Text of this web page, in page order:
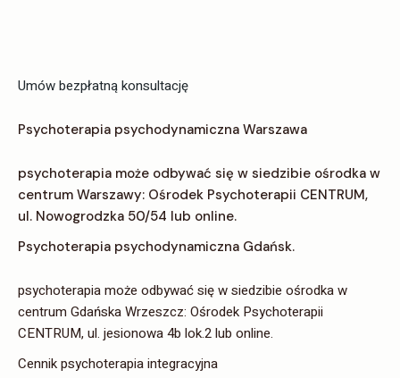
Umów bezpłatną konsultację
Psychoterapia psychodynamiczna Warszawa
psychoterapia może odbywać się w siedzibie ośrodka w
centrum Warszawy: Ośrodek Psychoterapii CENTRUM,
ul. Nowogrodzka 50/54 lub online.
Psychoterapia psychodynamiczna Gdańsk.
psychoterapia może odbywać się w siedzibie ośrodka w
centrum Gdańska Wrzeszcz: Ośrodek Psychoterapii
CENTRUM, ul. jesionowa 4b lok.2 lub online.
Cennik psychoterapia integracyjna